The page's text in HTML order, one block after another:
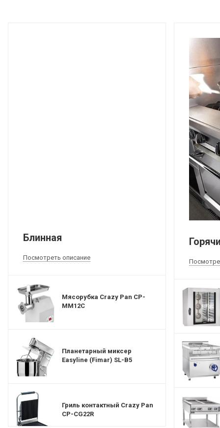
Блинная
Посмотреть описание
Мясорубка Crazy Pan CP-
MM12C
Планетарный миксер
Easyline (Fimar) SL-B5
Гриль контактный Crazy Pan
CP-CG22R